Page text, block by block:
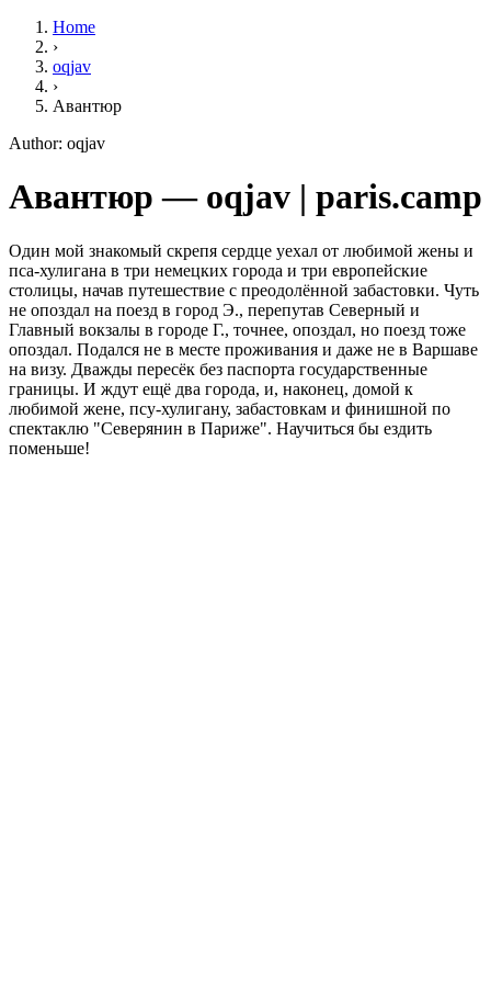
Home
›
oqjav
›
Авантюр
Author: oqjav
Авантюр — oqjav | paris.camp
Один мой знакомый скрепя сердце уехал от любимой жены и
пса-хулигана в три немецких города и три европейские
столицы, начав путешествие с преодолённой забастовки. Чуть
не опоздал на поезд в город Э., перепутав Северный и
Главный вокзалы в городе Г., точнее, опоздал, но поезд тоже
опоздал. Подался не в месте проживания и даже не в Варшаве
на визу. Дважды пересёк без паспорта государственные
границы. И ждут ещё два города, и, наконец, домой к
любимой жене, псу-хулигану, забастовкам и финишной по
спектаклю "Северянин в Париже". Научиться бы ездить
поменьше!